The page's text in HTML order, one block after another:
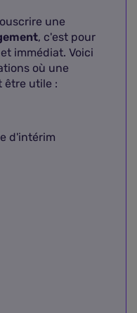
une
, c'est pour
immédiat. Voici
où une
être utile :
d'intérim